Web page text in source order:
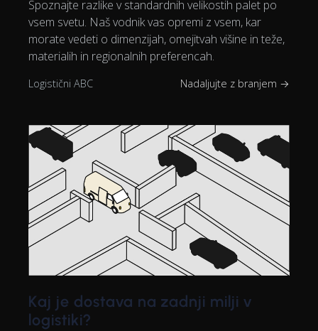
Spoznajte razlike v standardnih velikostih palet po
vsem svetu. Naš vodnik vas opremi z vsem, kar
morate vedeti o dimenzijah, omejitvah višine in teže,
materialih in regionalnih preferencah.
Logistični ABC Nadaljujte z branjem →
Kaj je dostava na zadnji milji v
logistiki?